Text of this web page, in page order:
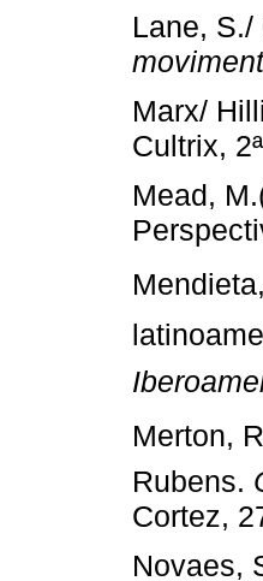
Lane, S./
Marx/
Cultrix,
Mead,
Merton,
Rubens.
Cortez,
Novaes,